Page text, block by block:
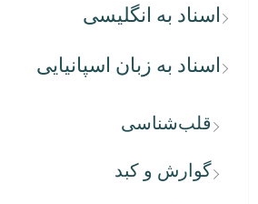
اسناد به انگلیسی
اسناد به زبان اسپانیایی
قلب‌شناسی
گوارش و کبد